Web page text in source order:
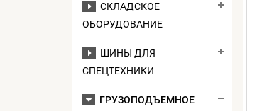
СКЛАДСКОЕ
ОБОРУДОВАНИЕ
ШИНЫ ДЛЯ
СПЕЦТЕХНИКИ
ГРУЗОПОДЪЕМНОЕ